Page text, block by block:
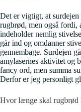
Det er vigtigt, at
rugbrød, men også
indeholder nemlig
går ind og omdanner
gennembage. Surdejen
amylasernes aktivitet og
fancy ord, men summa
Derfor er jeg personligt
Hvor længe skal rugbrød